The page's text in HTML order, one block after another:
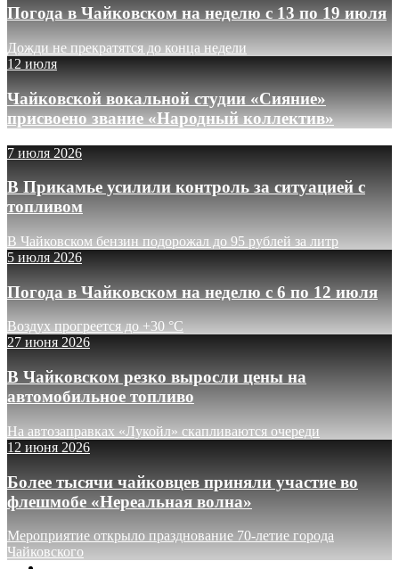
Погода в Чайковском на неделю с 13 по 19 июля
Дожди не прекратятся до конца недели
12 июля
Чайковской вокальной студии «Сияние»
присвоено звание «Народный коллектив»
7 июля 2026
В Прикамье усилили контроль за ситуацией с
топливом
В Чайковском бензин подорожал до 95 рублей за литр
5 июля 2026
Погода в Чайковском на неделю с 6 по 12 июля
Воздух прогреется до +30 °C
27 июня 2026
В Чайковском резко выросли цены на
автомобильное топливо
На автозаправках «Лукойл» скапливаются очереди
12 июня 2026
Более тысячи чайковцев приняли участие во
флешмобе «Нереальная волна»
Мероприятие открыло празднование 70-летие города
Чайковского